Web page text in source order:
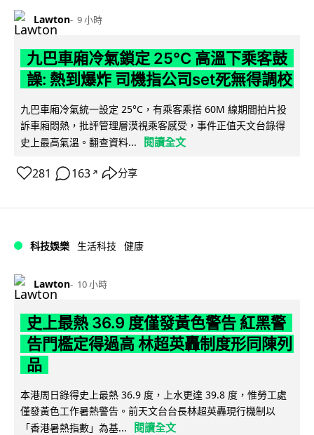
Lawton 9 小時
九巴車廂冷氣鎖定 25°C 高溫下乘客鼓
譟: 熱到爆炸 司機指公司set死無得調校
九巴車廂冷氣統一設定 25°C，有乘客乘搭 60M 線期間拍片投
訴車廂悶熱，批評管理層漠視乘客感受，事件正值天文台錄得
史上最高氣溫。翻查資料...
閱讀全文
281 163 ↗ 分享
科技娛樂 生活科技 健康
Lawton 10 小時
史上最熱 36.9 度僅發黃色警告 紅黑警
告門檻定得過高 林超英轟制度形同陳列
品
本港周日錄得史上最熱 36.9 度，上水更達 39.8 度，惟勞工處
僅發黃色工作暑熱警告。前天文台台長林超英轟現行機制以
「香港暑熱指數」為基...
閱讀全文